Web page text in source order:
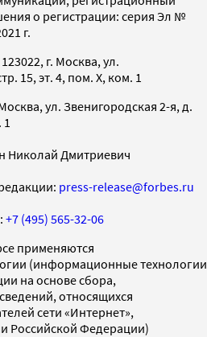
о регистрации: серия Эл №
г.
г. Москва, ул.
15, эт. 4, пом. X, ком. 1
ул. Звенигородская 2-я, д.
Николай Дмитриевич
press-release@forbes.ru
+7 (495) 565-32-06
применяются
(информационные технологии
на основе сбора,
относящихся
сети «Интернет»,
Российской Федерации)